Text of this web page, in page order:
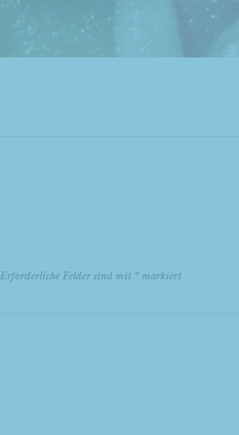
Erforderliche Felder sind mit * markiert